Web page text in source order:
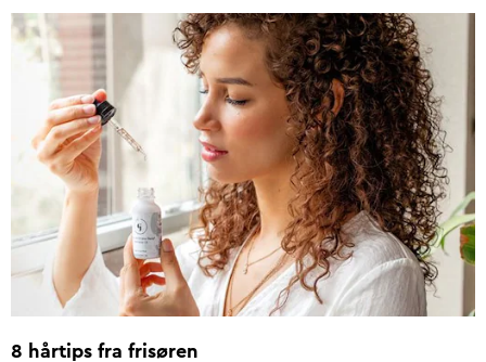
8 hårtips fra frisøren